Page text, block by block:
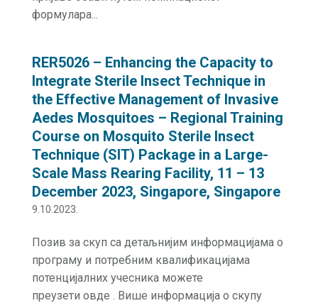
формулара...
RER5026 – Enhancing the Capacity to
Integrate Sterile Insect Technique in
the Effective Management of Invasive
Aedes Mosquitoes – Regional Training
Course on Mosquito Sterile Insect
Technique (SIT) Package in a Large-
Scale Mass Rearing Facility, 11 – 13
December 2023, Singapore, Singapore
9.10.2023.
Позив за скуп са детаљнијим информацијама о
програму и потребним квалификацијама
потенцијалних учесника можете
преузети овде . Више информација о скупу